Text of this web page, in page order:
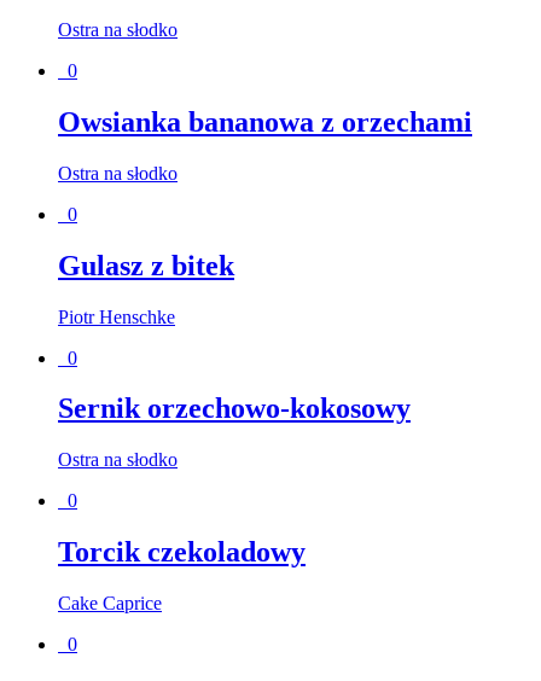
Ostra na słodko
0
Owsianka bananowa z orzechami
Ostra na słodko
0
Gulasz z bitek
Piotr Henschke
0
Sernik orzechowo-kokosowy
Ostra na słodko
0
Torcik czekoladowy
Cake Caprice
0